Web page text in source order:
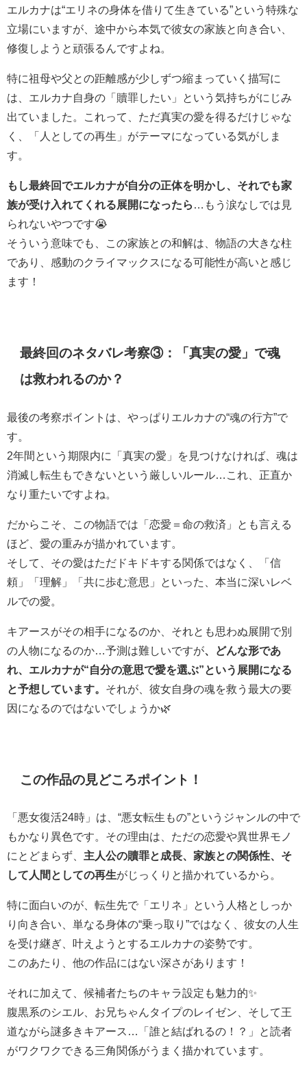
エルカナは“エリネの身体を借りて生きている”という特殊な
立場にいますが、途中から本気で彼女の家族と向き合い、
修復しようと頑張るんですよね。
特に祖母や父との距離感が少しずつ縮まっていく描写に
は、エルカナ自身の「贖罪したい」という気持ちがにじみ
出ていました。これって、ただ真実の愛を得るだけじゃな
く、「人としての再生」がテーマになっている気がしま
す。
もし最終回でエルカナが自分の正体を明かし、それでも家
族が受け入れてくれる展開になったら
…もう涙なしでは見
られないやつです😭
そういう意味でも、この家族との和解は、物語の大きな柱
であり、感動のクライマックスになる可能性が高いと感じ
ます！
最終回のネタバレ考察③：「真実の愛」で魂
は救われるのか？
最後の考察ポイントは、やっぱりエルカナの“魂の行方”で
す。
2年間という期限内に「真実の愛」を見つけなければ、魂は
消滅し転生もできないという厳しいルール…これ、正直か
なり重たいですよね。
だからこそ、この物語では「恋愛＝命の救済」とも言える
ほど、愛の重みが描かれています。
そして、その愛はただドキドキする関係ではなく、「信
頼」「理解」「共に歩む意思」といった、本当に深いレベ
ルでの愛。
キアースがその相手になるのか、それとも思わぬ展開で別
の人物になるのか…予測は難しいですが 、どんな形であ
れ、エルカナが“自分の意思で愛を選ぶ”という展開になる
と予想しています。 それが、彼女自身の魂を救う最大の要
因になるのではないでしょうか🌿
この作品の見どころポイント！
「悪女復活24時」は、“悪女転生もの”というジャンルの中で
もかなり異色です。その理由は、ただの恋愛や異世界モノ
にとどまらず、 主人公の贖罪と成長、家族との関係性、そ
して人間としての再生がじっくりと描かれているから。
特に面白いのが、転生先で「エリネ」という人格としっか
り向き合い、単なる身体の“乗っ取り”ではなく、彼女の人生
を受け継ぎ、叶えようとするエルカナの姿勢です。
このあたり、他の作品にはない深さがあります！
それに加えて、候補者たちのキャラ設定も魅力的✨
腹黒系のシエル、お兄ちゃんタイプのレイゼン、そして王
道ながら謎多きキアース…「誰と結ばれるの！？」と読者
がワクワクできる三角関係がうまく描かれています。